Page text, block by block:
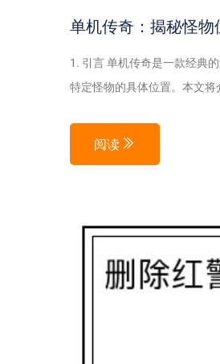
单机传奇：揭秘怪物
1. 引言 单机传奇是一款经典
特定怪物的具体位置。本文
阅读